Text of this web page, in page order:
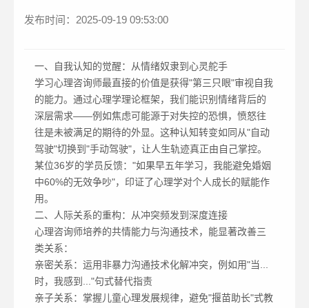
发布时间：2025-09-19 09:53:00
一、自我认知的觉醒：从情绪奴隶到心灵舵手
学习心理咨询师最直接的价值是获得"第三只眼"审视自我
的能力。通过心理学理论框架，我们能识别情绪背后的
深层需求——例如焦虑可能源于对失控的恐惧，愤怒往
往是未被满足的期待的外显。这种认知转变如同从"自动
驾驶"切换到"手动驾驶"，让人生轨迹真正由自己掌控。
某位36岁的学员反馈："如果早五年学习，我能避免婚姻
中60%的无效争吵"，印证了心理学对个人成长的赋能作
用。
二、人际关系的重构：从冲突频发到深度连接
心理咨询师培养的共情能力与沟通技术，能显著改善三
类关系：
亲密关系：运用非暴力沟通技术化解冲突，例如用"当...
时，我感到..."句式替代指责
亲子关系：掌握儿童心理发展规律，避免"揠苗助长"式教